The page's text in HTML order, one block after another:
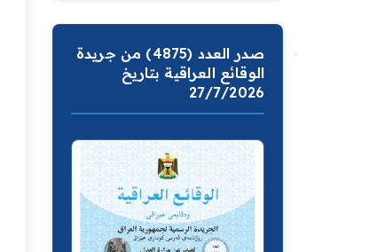
صدر العدد (4875) من جريدة
الوقائع العراقية بتاريخ
27/7/2026